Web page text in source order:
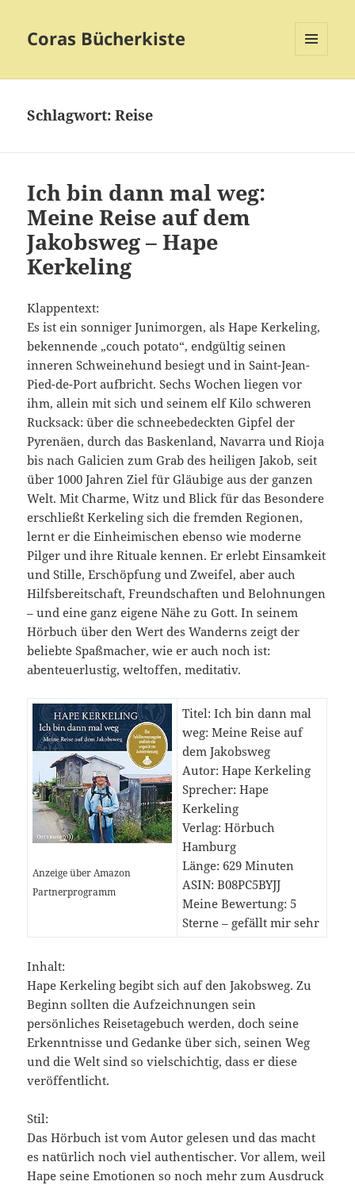
Coras Bücherkiste
Schlagwort:Reise
Ich bin dann mal weg:
Meine Reise auf dem
Jakobsweg – Hape
Kerkeling
Klappentext:
Es ist ein sonniger Junimorgen, als Hape Kerkeling,
bekennende „couch potato“, endgültig seinen
inneren Schweinehund besiegt und in Saint-Jean-
Pied-de-Port aufbricht. Sechs Wochen liegen vor
ihm, allein mit sich und seinem elf Kilo schweren
Rucksack: über die schneebedeckten Gipfel der
Pyrenäen, durch das Baskenland, Navarra und Rioja
bis nach Galicien zum Grab des heiligen Jakob, seit
über 1000 Jahren Ziel für Gläubige aus der ganzen
Welt. Mit Charme, Witz und Blick für das Besondere
erschließt Kerkeling sich die fremden Regionen,
lernt er die Einheimischen ebenso wie moderne
Pilger und ihre Rituale kennen. Er erlebt Einsamkeit
und Stille, Erschöpfung und Zweifel, aber auch
Hilfsbereitschaft, Freundschaften und Belohnungen
– und eine ganz eigene Nähe zu Gott. In seinem
Hörbuch über den Wert des Wanderns zeigt der
beliebte Spaßmacher, wie er auch noch ist:
abenteuerlustig, weltoffen, meditativ.
Anzeige über Amazon
Partnerprogramm
Titel: Ich bin dann mal
weg: Meine Reise auf
dem Jakobsweg
Autor: Hape Kerkeling
Sprecher: Hape
Kerkeling
Verlag: Hörbuch
Hamburg
Länge: 629 Minuten
ASIN: B08PC5BYJJ
Meine Bewertung: 5
Sterne – gefällt mir sehr
Inhalt:
Hape Kerkeling begibt sich auf den Jakobsweg. Zu
Beginn sollten die Aufzeichnungen sein
persönliches Reisetagebuch werden, doch seine
Erkenntnisse und Gedanke über sich, seinen Weg
und die Welt sind so vielschichtig, dass er diese
veröffentlicht.
Stil:
Das Hörbuch ist vom Autor gelesen und das macht
es natürlich noch viel authentischer. Vor allem, weil
Hape seine Emotionen so noch mehr zum Ausdruck